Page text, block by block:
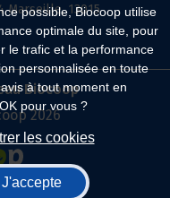
possible, Biocoop utilise
optimale du site, pour
le trafic et la performance
personnalisée en toute
à tout moment en
pour vous ?
les cookies
J'accepte
Marseille, 13015
Biocoop
2026